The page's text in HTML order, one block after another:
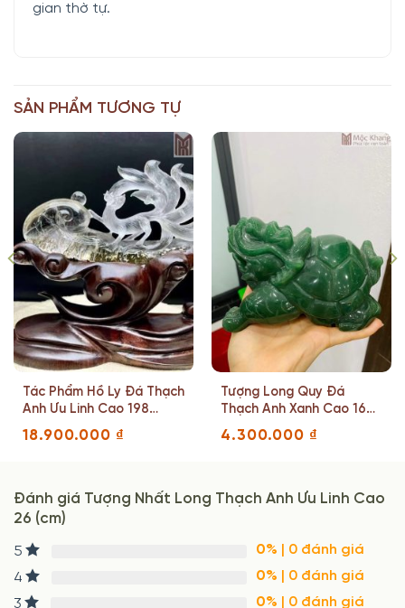
gian thờ tự.
SẢN PHẨM TƯƠNG TỰ
Tác Phẩm Hồ Ly Đá Thạch
Anh Ưu Linh Cao 198
Ngang 93 Sâu 39(mm)
Nặng 368(g)
18.900.000 ₫
Tượng Long Quy Đá
Thạch Anh Xanh Cao 16
Ngang 11 Sâu 9 (cm)
4.300.000 ₫
Đánh giá Tượng Nhất Long Thạch Anh Ưu Linh Cao
26 (cm)
5 0% | 0 đánh giá
4
0% | 0 đánh giá
3
0% | 0 đánh giá